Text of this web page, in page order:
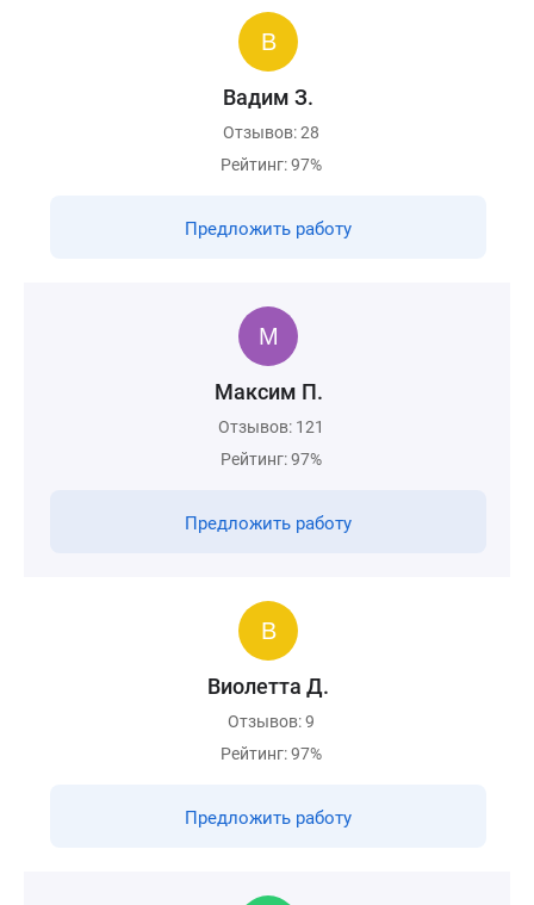
Вадим З.
Отзывов: 28
Рейтинг: 97%
Предложить работу
Максим П.
Отзывов: 121
Рейтинг: 97%
Предложить работу
Виолетта Д.
Отзывов: 9
Рейтинг: 97%
Предложить работу